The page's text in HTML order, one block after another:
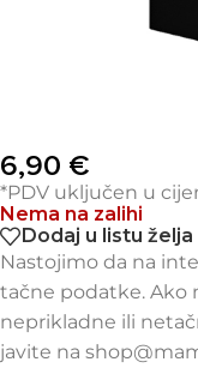
6,90 €
*PDV uključen u
Nema na zalihi
Dodaj u listu želja
Nastojimo da na
tačne podatke. Ako
neprikladne ili
javite na